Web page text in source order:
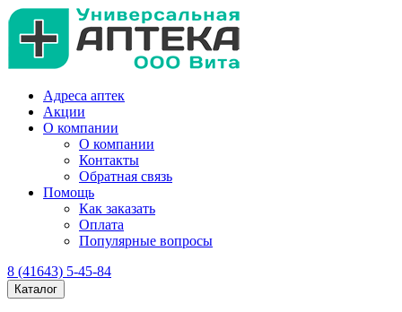
Адреса аптек
Акции
О компании
О компании
Контакты
Обратная связь
Помощь
Как заказать
Оплата
Популярные вопросы
8 (41643) 5-45-84
Каталог